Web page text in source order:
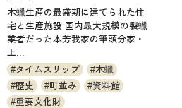
木蠟生産の最盛期に建てられた住
宅と生産施設 国内最大規模の製蠟
業者だった本芳我家の筆頭分家・
上...
タイムスリップ
木蠟
歴史
町並み
資料館
重要文化財